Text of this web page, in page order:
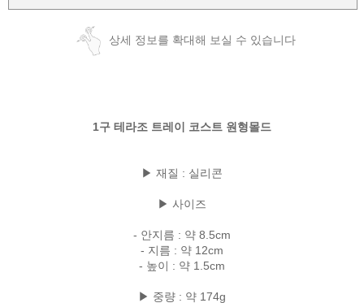
상세 정보를 확대해 보실 수 있습니다
1구 테라조 트레이 코스트 원형몰드
▶ 재질 : 실리콘
▶ 사이즈
- 안지름 : 약 8.5cm
- 지름 : 약 12cm
- 높이 : 약 1.5cm
▶ 중량 : 약 174g